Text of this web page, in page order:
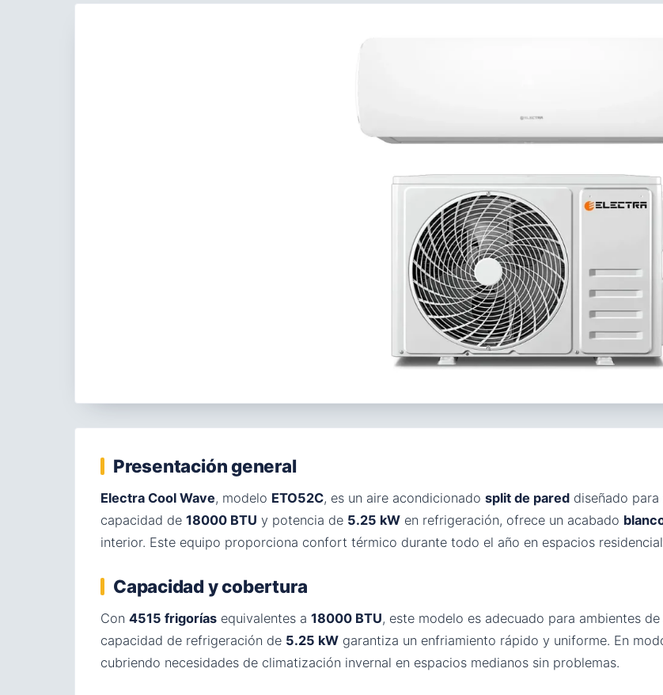
Presentación general
Electra Cool Wave, modelo ETO52C, es un aire acondicionado split de pared diseñado
capacidad de 18000 BTU y potencia de 5.25 kW en refrigeración, ofrece un acabado
interior. Este equipo proporciona confort térmico durante todo el año en espacios
Capacidad y cobertura
Con 4515 frigorías equivalentes a 18000 BTU, este modelo es adecuado para ambientes
capacidad de refrigeración de 5.25 kW garantiza un enfriamiento rápido y uniforme. En
cubriendo necesidades de climatización invernal en espacios medianos sin problemas.